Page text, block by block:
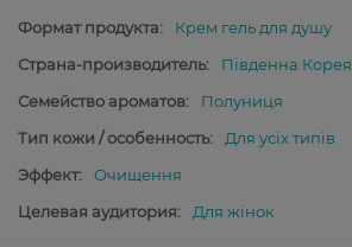
Формат продукта:
Крем гель для душу
Страна-производитель:
Південна Корея
Семейство ароматов:
Полуниця
Тип кожи / особенность:
Для усіх типів
Эффект:
Очищення
Целевая аудитория:
Для жінок